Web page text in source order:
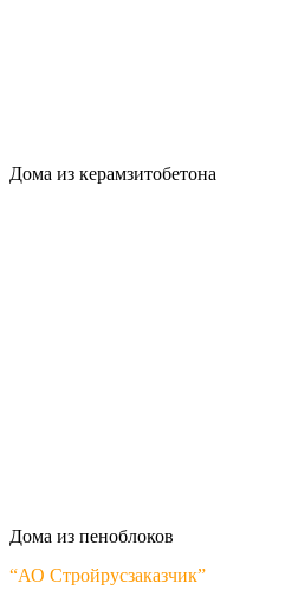
Дома из керамзитобетона
Дома из пеноблоков
“АО Стройрусзаказчик”